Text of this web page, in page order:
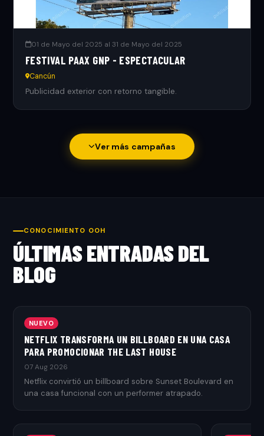
01 de Mayo del 2025 al 31 de Mayo del 2025
FESTIVAL PAAX GNP - ESPECTACULAR
Cancún
Publicidad exterior con retorno tangible.
Ver más campañas
CONOCIMIENTO OOH
ÚLTIMAS ENTRADAS DEL
BLOG
NUEVO
NETFLIX TRANSFORMA UN BILLBOARD EN UNA CASA
PARA PROMOCIONAR THE LAST HOUSE
07 Aug 2026
Netflix convirtió un billboard sobre Sunset Boulevard en
una casa funcional con un performer atrapado.